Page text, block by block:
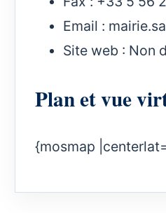
Email :
Site web : Non
Plan et vue
{mosmap